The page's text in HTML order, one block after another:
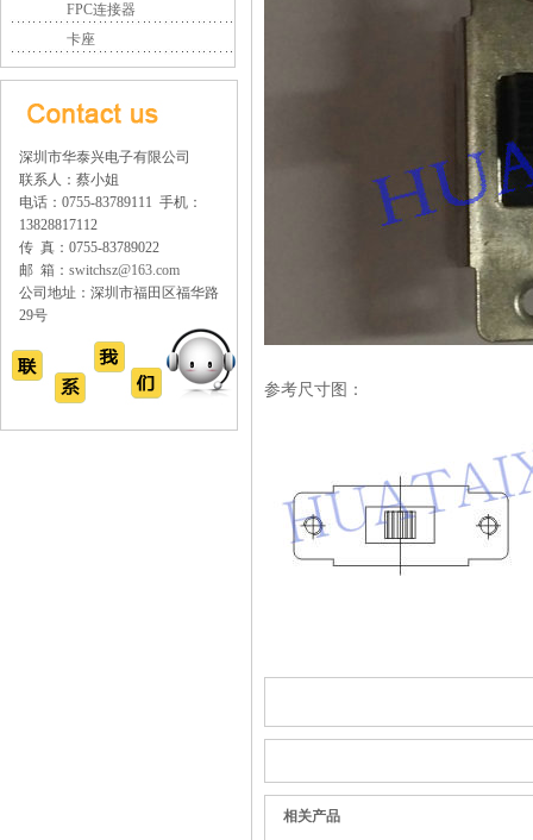
FPC连接器
卡座
深圳市华泰兴电子有限公司
联系人：蔡小姐
电话：0755-83789111 手机：
13828817112
传 真：0755-83789022
邮 箱： switchsz@163.com
公司地址：深圳市福田区福华路
29号
参考尺寸图：
相关产品